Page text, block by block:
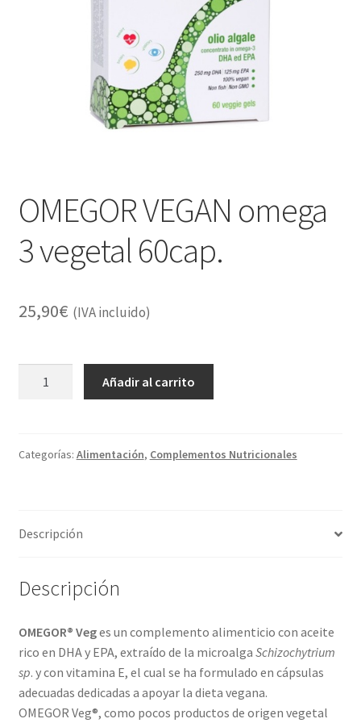
Apiterapia y productos de la colmena
Comida Mascotas sin Cereales
Orgonitas
OMEGOR VEGAN omega
3 vegetal 60cap.
25,90€ (IVA incluido)
vegetal
Añadir al carrito
Categorías: Alimentación, Complementos Nutricionales
Descripción
Descripción
OMEGOR® Veges un complemento alimenticio con aceite
rico en DHA y EPA, extraído de la microalga Schizochytrium
sp. y con vitamina E, el cual se ha formulado en cápsulas
adecuadas dedicadas a apoyar la dieta vegana.
OMEGOR Veg®, como pocos productos de origen vegetal